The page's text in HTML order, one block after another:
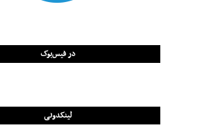
در فیس‌بوک
لینکدونی